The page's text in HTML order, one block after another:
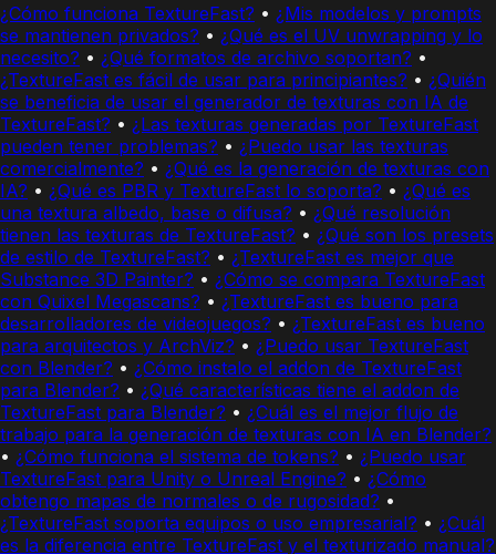
¿Cómo funciona TextureFast? • ¿Mis modelos y prompts
se mantienen privados? • ¿Qué es el UV unwrapping y lo
necesito? • ¿Qué formatos de archivo soportan? •
¿TextureFast es fácil de usar para principiantes? • ¿Quién
se beneficia de usar el generador de texturas con IA de
TextureFast? • ¿Las texturas generadas por TextureFast
pueden tener problemas? • ¿Puedo usar las texturas
comercialmente? • ¿Qué es la generación de texturas con
IA? • ¿Qué es PBR y TextureFast lo soporta? • ¿Qué es
una textura albedo, base o difusa? • ¿Qué resolución
tienen las texturas de TextureFast? • ¿Qué son los presets
de estilo de TextureFast? • ¿TextureFast es mejor que
Substance 3D Painter? • ¿Cómo se compara TextureFast
con Quixel Megascans? • ¿TextureFast es bueno para
desarrolladores de videojuegos? • ¿TextureFast es bueno
para arquitectos y ArchViz? • ¿Puedo usar TextureFast
con Blender? • ¿Cómo instalo el addon de TextureFast
para Blender? • ¿Qué características tiene el addon de
TextureFast para Blender? • ¿Cuál es el mejor flujo de
trabajo para la generación de texturas con IA en Blender?
• ¿Cómo funciona el sistema de tokens? • ¿Puedo usar
TextureFast para Unity o Unreal Engine? • ¿Cómo
obtengo mapas de normales o de rugosidad? •
¿TextureFast soporta equipos o uso empresarial? • ¿Cuál
es la diferencia entre TextureFast y el texturizado manual?